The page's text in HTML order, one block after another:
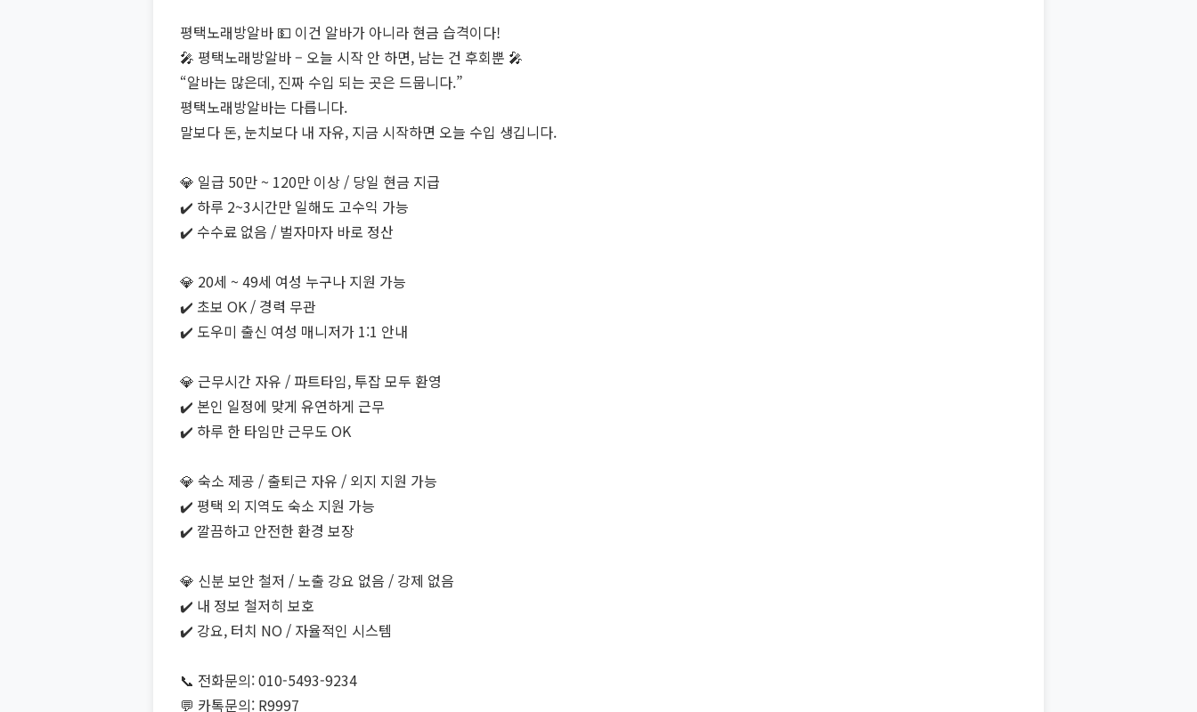
평택노래방알바 💵 이건 알바가 아니라 현금 습격이다!
🎤 평택노래방알바 – 오늘 시작 안 하면, 남는 건 후회뿐 🎤
“알바는 많은데, 진짜 수입 되는 곳은 드뭅니다.”
평택노래방알바는 다릅니다.
말보다 돈, 눈치보다 내 자유, 지금 시작하면 오늘 수입 생깁니다.
💎 일급 50만 ~ 120만 이상 / 당일 현금 지급
✔️ 하루 2~3시간만 일해도 고수익 가능
✔️ 수수료 없음 / 벌자마자 바로 정산
💎 20세 ~ 49세 여성 누구나 지원 가능
✔️ 초보 OK / 경력 무관
✔️ 도우미 출신 여성 매니저가 1:1 안내
💎 근무시간 자유 / 파트타임, 투잡 모두 환영
✔️ 본인 일정에 맞게 유연하게 근무
✔️ 하루 한 타임만 근무도 OK
💎 숙소 제공 / 출퇴근 자유 / 외지 지원 가능
✔️ 평택 외 지역도 숙소 지원 가능
✔️ 깔끔하고 안전한 환경 보장
💎 신분 보안 철저 / 노출 강요 없음 / 강제 없음
✔️ 내 정보 철저히 보호
✔️ 강요, 터치 NO / 자율적인 시스템
📞 전화문의: 010-5493-9234
💬 카톡문의: R9997